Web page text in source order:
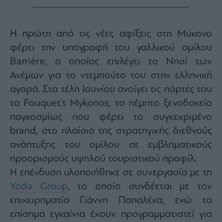
and
Privacy
Notice.
You
can
opt
out
at
any
This
site
is
protected
reCAPTCHA
the
Privacy
Policy
Terms
of
Service
Η πρώτη από τις νέες αφίξεις στη Μύκονο
φέρει την υπογραφή του γαλλικού ομίλου
Barrière, ο οποίος επιλέγει το Νησί των
Ανέμων για το ντεμπούτο του στην ελληνική
αγορά. Στα τέλη Ιουνίου ανοίγει τις πόρτες του
το Fouquet’s Mykonos, το πέμπτο ξενοδοχείο
παγκοσμίως που φέρει το συγκεκριμένο
brand, στο πλαίσιο της στρατηγικής διεθνούς
ανάπτυξης του ομίλου σε εμβληματικούς
προορισμούς υψηλού τουριστικού προφίλ.
Η επένδυση υλοποιήθηκε σε συνεργασία με τη
Yoda Group, το οποίο συνδέεται με τον
επιχειρηματία Γιάννη Παπαλέκα, ενώ τα
επίσημα εγκαίνια έχουν προγραμματιστεί για